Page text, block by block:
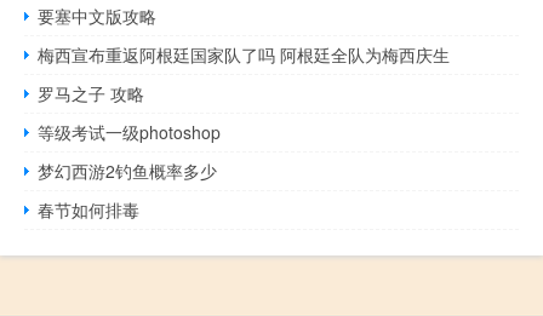
要塞中文版攻略
梅西宣布重返阿根廷国家队了吗 阿根廷全队为梅西庆生
罗马之子 攻略
等级考试一级photoshop
梦幻西游2钓鱼概率多少
春节如何排毒